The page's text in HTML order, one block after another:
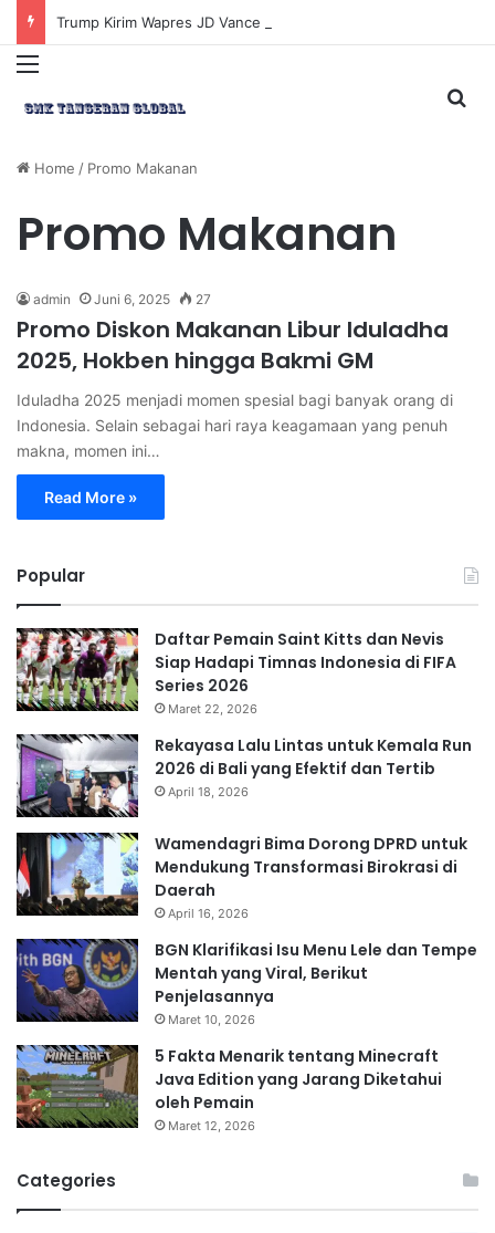
Menu
Home / Promo Makanan
Promo Makanan
admin Juni 6, 2025 27
Promo Diskon Makanan Libur Iduladha
2025, Hokben hingga Bakmi GM
Iduladha 2025 menjadi momen spesial bagi banyak orang di
Indonesia. Selain sebagai hari raya keagamaan yang penuh
makna, momen ini…
Read More »
Popular
Daftar Pemain Saint Kitts dan Nevis
Siap Hadapi Timnas Indonesia di FIFA
Series 2026
Maret 22, 2026
Rekayasa Lalu Lintas untuk Kemala Run
2026 di Bali yang Efektif dan Tertib
April 18, 2026
Wamendagri Bima Dorong DPRD untuk
Mendukung Transformasi Birokrasi di
Daerah
April 16, 2026
BGN Klarifikasi Isu Menu Lele dan Tempe
Mentah yang Viral, Berikut
Penjelasannya
Maret 10, 2026
5 Fakta Menarik tentang Minecraft
Java Edition yang Jarang Diketahui
oleh Pemain
Maret 12, 2026
Categories